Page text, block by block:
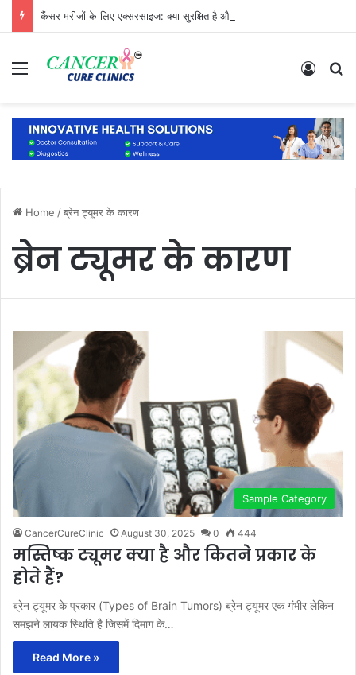
कैंसर मरीजों के लिए एक्सरसाइज: क्या सुरक्षित है और क्या नहीं?
Menu Log In
Home /ब्रेन ट्यूमर के कारण
ब्रेन ट्यूमर के कारण
Sample Category
CancerCureClinic August 30, 2025 0 444
मस्तिष्क ट्यूमर क्या है और कितने प्रकार के
होते हैं?
ब्रेन ट्यूमर के प्रकार (Types of Brain Tumors) ब्रेन ट्यूमर एक गंभीर लेकिन
समझने लायक स्थिति है जिसमें दिमाग के…
Read More »